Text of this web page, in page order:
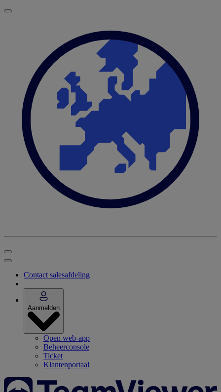
Contact salesafdeling
Aanmelden
Open web-app
Beheerconsole
Ticket
Klantenportaal